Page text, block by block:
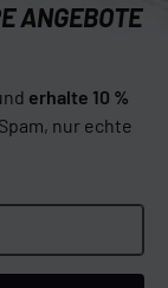
ANGEBOTE
erhalte 10 %
nur echte